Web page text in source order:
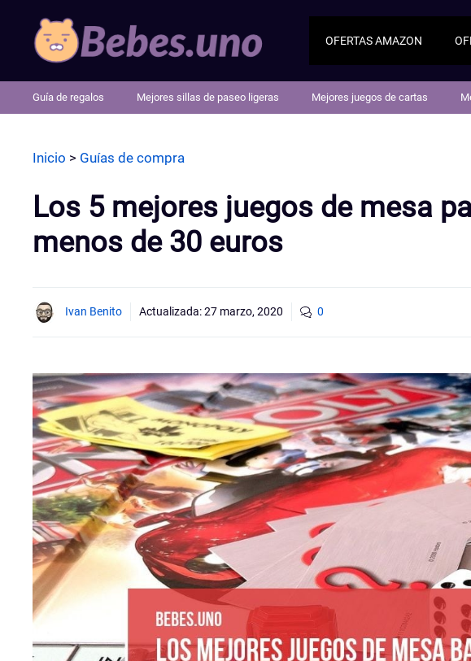
Saltar
OFERTAS AMAZON
Guía de regalos Mejores sillas de paseo ligeras Mejores juegos de cartas
Inicio > Guías de compra
Los 5 mejores juegos de mesa
menos de 30 euros
Ivan Benito Actualizada:27 marzo, 2020 0